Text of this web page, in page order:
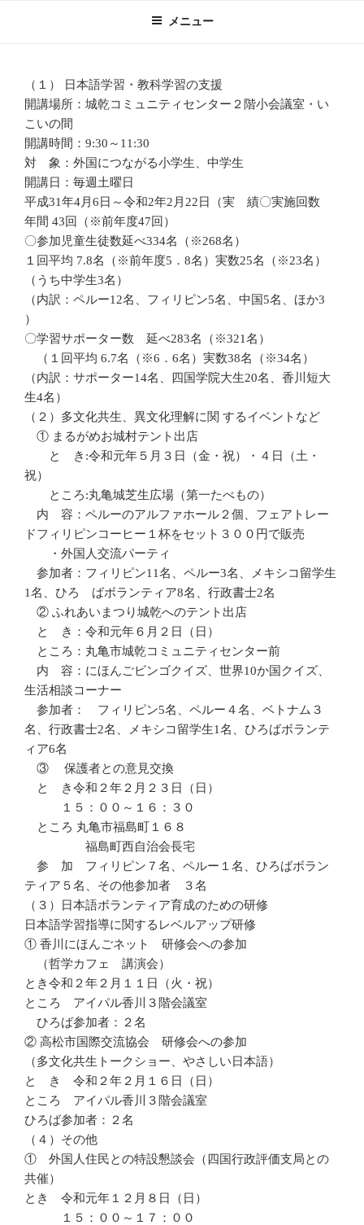
メニュー
（１） 日本語学習・教科学習の支援
開講場所：城乾コミュニティセンター２階小会議室・い
こいの間
開講時間：9:30～11:30
対 象：外国につながる小学生、中学生
開講日：毎週土曜日
平成31年4月6日～令和2年2月22日（実 績〇実施回数
年間 43回（※前年度47回）
〇参加児童生徒数延べ334名（※268名）
１回平均 7.8名（※前年度5．8名）実数25名（※23名）
（うち中学生3名）
（内訳：ペルー12名、フィリピン5名、中国5名、ほか3
）
〇学習サポーター数 延べ283名（※321名）
（１回平均 6.7名（※6．6名）実数38名（※34名）
（内訳：サポーター14名、四国学院大生20名、香川短大
生4名）
（２）多文化共生、異文化理解に関 するイベントなど
① まるがめお城村テント出店
と き:令和元年５月３日（金・祝）・４日（土・
祝）
ところ:丸亀城芝生広場（第一たべもの）
内 容：ペルーのアルファホール２個、フェアトレー
ドフィリピンコーヒー１杯をセット３００円で販売
・外国人交流パーティ
参加者：フィリピン11名、ペルー3名、メキシコ留学生
1名、ひろ ばボランティア8名、行政書士2名
② ふれあいまつり城乾へのテント出店
と き：令和元年６月２日（日）
ところ：丸亀市城乾コミュニティセンター前
内 容：にほんごビンゴクイズ、世界10か国クイズ、
生活相談コーナー
参加者： フィリピン5名、ペルー４名、ベトナム３
名、行政書士2名、メキシコ留学生1名、ひろばボランテ
ィア6名
③ 保護者との意見交換
と き令和２年２月２３日（日）
１５：００～１６：３０
ところ 丸亀市福島町１６８
福島町西自治会長宅
参 加 フィリピン７名、ペルー１名、ひろばボラン
ティア５名、その他参加者 ３名
（３）日本語ボランティア育成のための研修
日本語学習指導に関するレベルアップ研修
① 香川にほんごネット 研修会への参加
（哲学カフェ 講演会）
とき令和２年２月１１日（火・祝）
ところ アイパル香川３階会議室
ひろば参加者：２名
② 高松市国際交流協会 研修会への参加
（多文化共生トークショー、やさしい日本語）
と き 令和２年２月１６日（日）
ところ アイパル香川３階会議室
ひろば参加者：２名
（４）その他
① 外国人住民との特設懇談会（四国行政評価支局との
共催）
とき 令和元年１２月８日（日）
１５：００～１７：００